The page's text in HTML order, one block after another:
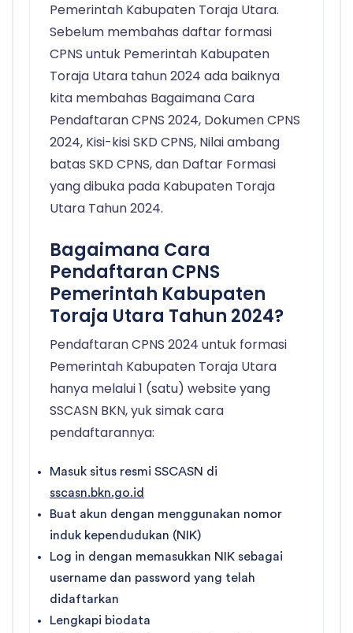
Pemerintah Kabupaten Toraja Utara.
Sebelum membahas daftar formasi
CPNS untuk Pemerintah Kabupaten
Toraja Utara tahun 2024 ada baiknya
kita membahas Bagaimana Cara
Pendaftaran CPNS 2024, Dokumen CPNS
2024, Kisi-kisi SKD CPNS, Nilai ambang
batas SKD CPNS, dan Daftar Formasi
yang dibuka pada Kabupaten Toraja
Utara Tahun 2024.
Bagaimana Cara
Pendaftaran CPNS
Pemerintah Kabupaten
Toraja Utara Tahun 2024?
Pendaftaran CPNS 2024 untuk formasi
Pemerintah Kabupaten Toraja Utara
hanya melalui 1 (satu) website yang
SSCASN BKN, yuk simak cara
pendaftarannya:
Masuk situs resmi SSCASN di
sscasn.bkn.go.id
Buat akun dengan menggunakan nomor
induk kependudukan (NIK)
Log in dengan memasukkan NIK sebagai
username dan password yang telah
didaftarkan
Lengkapi biodata